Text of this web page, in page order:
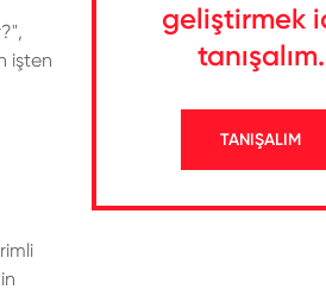
işten
geliştirmek
tanışalım.
TANIŞALIM